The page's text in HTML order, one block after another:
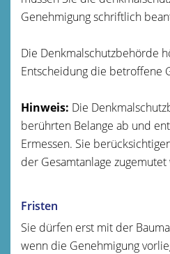
Genehmigung schriftlich
Die Denkmalschutzbehörde
Entscheidung die betroffene
Hinweis: Die
berührten Belange ab und
Ermessen. Sie
der Gesamtanlage
Fristen
Sie dürfen erst mit der
wenn die Genehmigung